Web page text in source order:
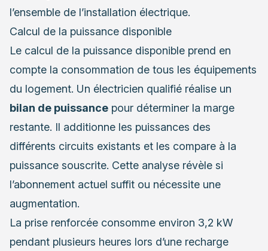
l’ensemble de l’installation électrique.
Calcul de la puissance disponible
Le calcul de la puissance disponible prend en
compte la consommation de tous les équipements
du logement. Un électricien qualifié réalise un
bilan de puissance pour déterminer la marge
restante. Il additionne les puissances des
différents circuits existants et les compare à la
puissance souscrite. Cette analyse révèle si
l’abonnement actuel suffit ou nécessite une
augmentation.
La prise renforcée consomme environ 3,2 kW
pendant plusieurs heures lors d’une recharge